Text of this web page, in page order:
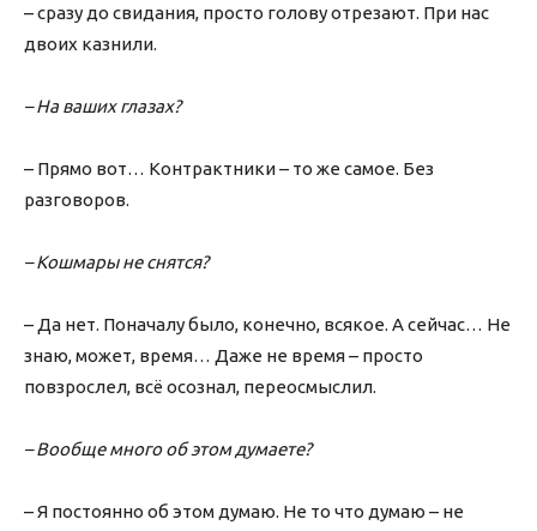
– сразу до свидания, просто голову отрезают. При нас
двоих казнили.
– На ваших глазах?
– Прямо вот… Контрактники – то же самое. Без
разговоров.
– Кошмары не снятся?
– Да нет. Поначалу было, конечно, всякое. А сейчас… Не
знаю, может, время… Даже не время – просто
повзрослел, всё осознал, переосмыслил.
– Вообще много об этом думаете?
– Я постоянно об этом думаю. Не то что думаю – не